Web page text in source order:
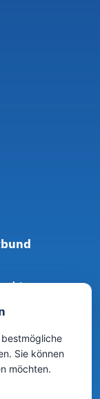
Sie können
möchten.